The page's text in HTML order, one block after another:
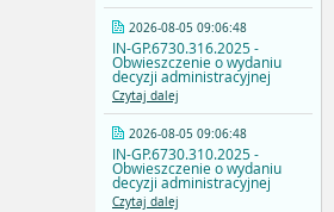
2026-08-05 09:06:48
IN-GP.6730.316.2025 -
Obwieszczenie o wydaniu
decyzji administracyjnej
Czytaj dalej
2026-08-05 09:06:48
IN-GP.6730.310.2025 -
Obwieszczenie o wydaniu
decyzji administracyjnej
Czytaj dalej